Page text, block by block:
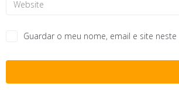
Guardar o meu nome, email e site